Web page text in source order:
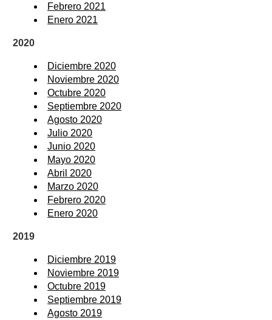
Febrero 2021
Enero 2021
2020
Diciembre 2020
Noviembre 2020
Octubre 2020
Septiembre 2020
Agosto 2020
Julio 2020
Junio 2020
Mayo 2020
Abril 2020
Marzo 2020
Febrero 2020
Enero 2020
2019
Diciembre 2019
Noviembre 2019
Octubre 2019
Septiembre 2019
Agosto 2019